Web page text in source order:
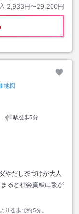
2,933円〜29,200円
地図
駅徒歩5分
やだし茶づけが大人
ると社会貢献に繋が
り徒歩で約5分。